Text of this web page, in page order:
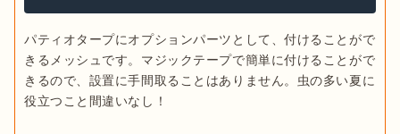
パティオタープにオプションパーツとして、付けることがで
きるメッシュです。マジックテープで簡単に付けることがで
きるので、設置に手間取ることはありません。虫の多い夏に
役立つこと間違いなし！